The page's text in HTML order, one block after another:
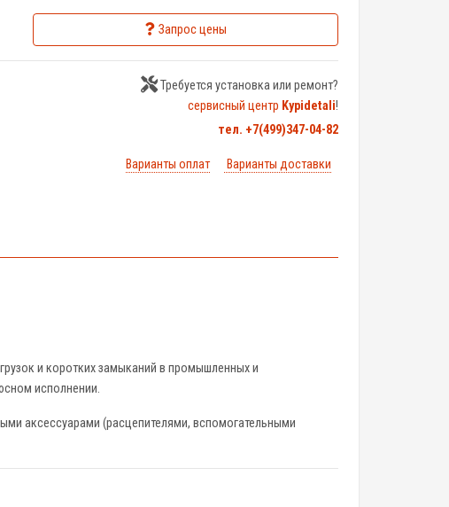
Запрос цены
Требуется установка или ремонт?
сервисный центр Kypidetali!
тел. +7(499)347-04-82
Варианты оплат Варианты доставки
и коротких замыканий в промышленных и
исполнении.
аксессуарами (расцепителями, вспомогательными